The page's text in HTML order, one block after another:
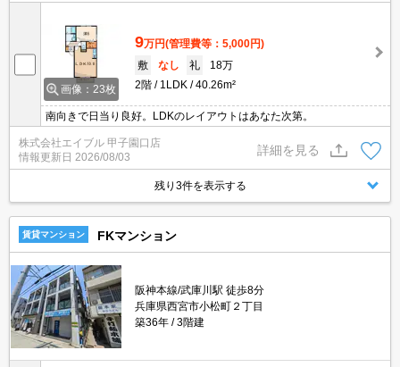
JR尼崎駅南口店】
画像：23枚
9万円(管理費等：5,000円)
敷
なし 礼
18万
2階
1LDK 40.26m²
南向きで日当り良好。LDKのレイアウトはあなた次第。
株式会社エイブル 甲子園口店
情報更新日 2026/08/03
詳細を見る
残り3件を表示する
賃貸マンション FKマンション
阪神本線/武庫川駅 徒歩8分
兵庫県西宮市小松町２丁目
築36年
3階建